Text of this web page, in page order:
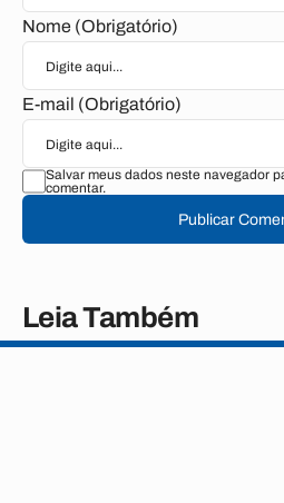
Nome (Obrigatório)
E-mail (Obrigatório)
Salvar meus dados neste navegador
comentar.
Publicar
Leia Também